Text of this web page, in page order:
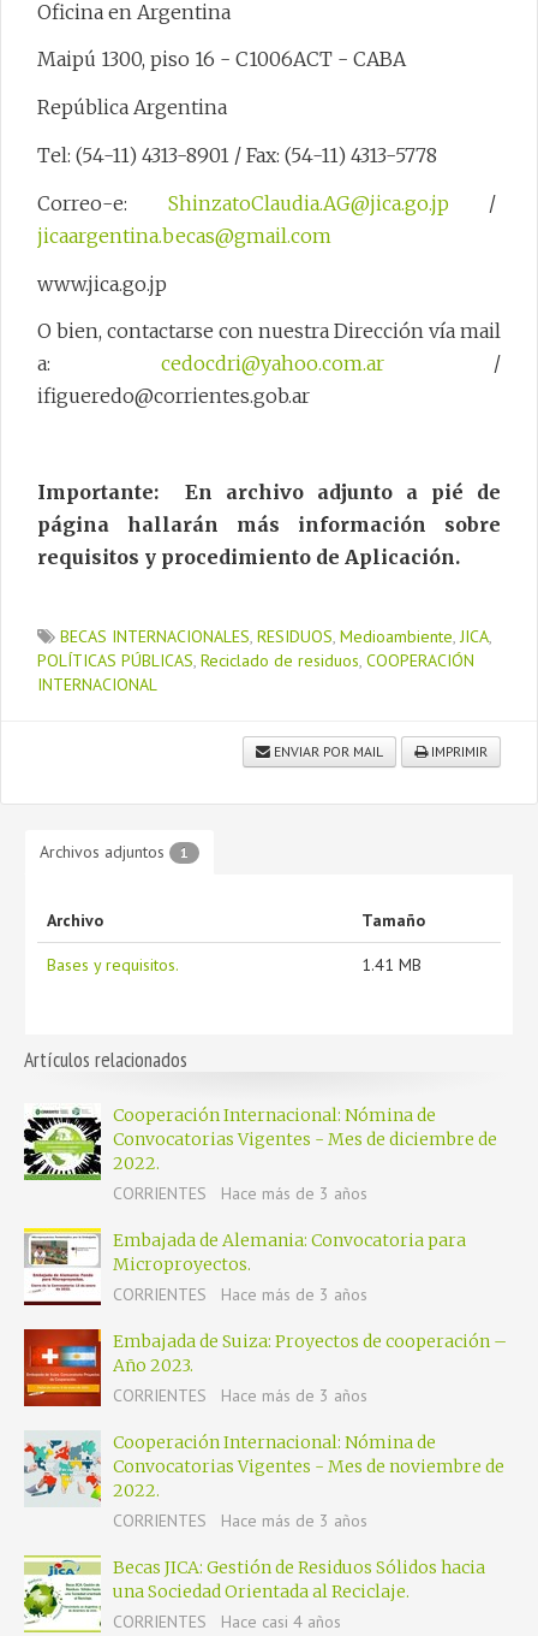
Oficina en Argentina
Maipú 1300, piso 16 - C1006ACT - CABA
República Argentina
Tel: (54-11) 4313-8901 / Fax: (54-11) 4313-5778
Correo-e: ShinzatoClaudia.AG@jica.go.jp/
jicaargentina.becas@gmail.com
www.jica.go.jp
O bien, contactarse con nuestra Dirección vía mail
a: cedocdri@yahoo.com.ar/
ifigueredo@corrientes.gob.ar
Importante: En archivo adjunto a pié de
página hallarán más información sobre
requisitos y procedimiento de Aplicación.
BECAS INTERNACIONALES, RESIDUOS, Medioambiente,JICA,
POLÍTICAS PÚBLICAS, Reciclado de residuos, COOPERACIÓN
INTERNACIONAL
ENVIAR POR MAIL IMPRIMIR
Archivos adjuntos 1
Archivo Tamaño
Bases y requisitos. 1.41 MB
Artículos relacionados
Cooperación Internacional: Nómina de
Convocatorias Vigentes - Mes de diciembre de
2022.
CORRIENTES
Hace más de 3 años
Embajada de Alemania: Convocatoria para
Microproyectos.
CORRIENTES
Hace más de 3 años
Embajada de Suiza: Proyectos de cooperación –
Año 2023.
CORRIENTES
Hace más de 3 años
Cooperación Internacional: Nómina de
Convocatorias Vigentes - Mes de noviembre de
2022.
CORRIENTES
Hace más de 3 años
Becas JICA: Gestión de Residuos Sólidos hacia
una Sociedad Orientada al Reciclaje.
CORRIENTES
Hace casi 4 años